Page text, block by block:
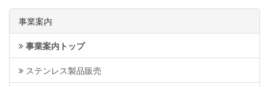
事業案内
事業案内トップ
ステンレス製品販売